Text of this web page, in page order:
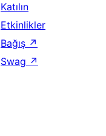
Katılın
Etkinlikler
Bağış ↗
Swag ↗